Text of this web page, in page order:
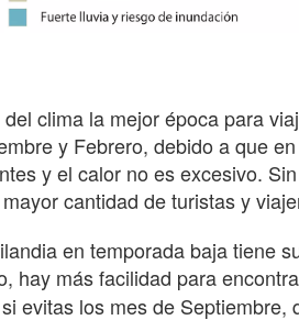
clima la mejor época para
y Febrero, debido a que
y el calor no es excesivo.
cantidad de turistas y
en temporada baja tiene
hay más facilidad para
evitas los mes de Septiembre,